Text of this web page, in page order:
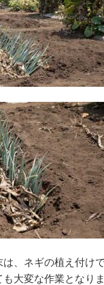
は、ネギの植え付け
大変な作業となりま